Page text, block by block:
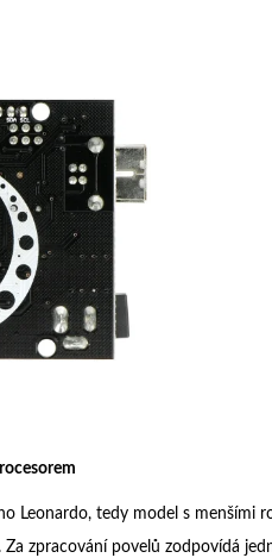
Leonardo, tedy model s menšími
zpracování povelů zodpovídá